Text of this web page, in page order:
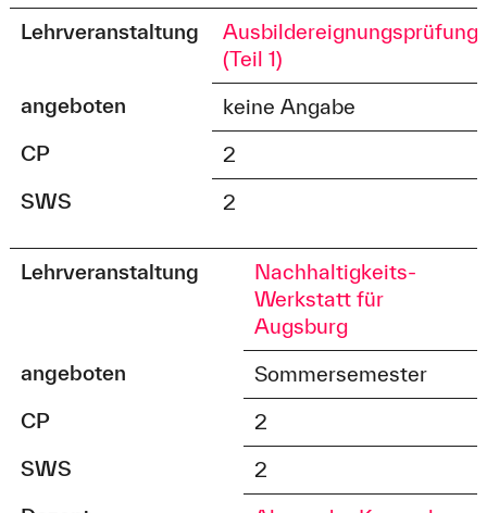
Lehrveranstaltung
Ausbildereignungsprüfung
(Teil 1)
angeboten
keine Angabe
CP
2
SWS
2
Lehrveranstaltung
Nachhaltigkeits-
Werkstatt für
Augsburg
angeboten
Sommersemester
CP
2
SWS
2